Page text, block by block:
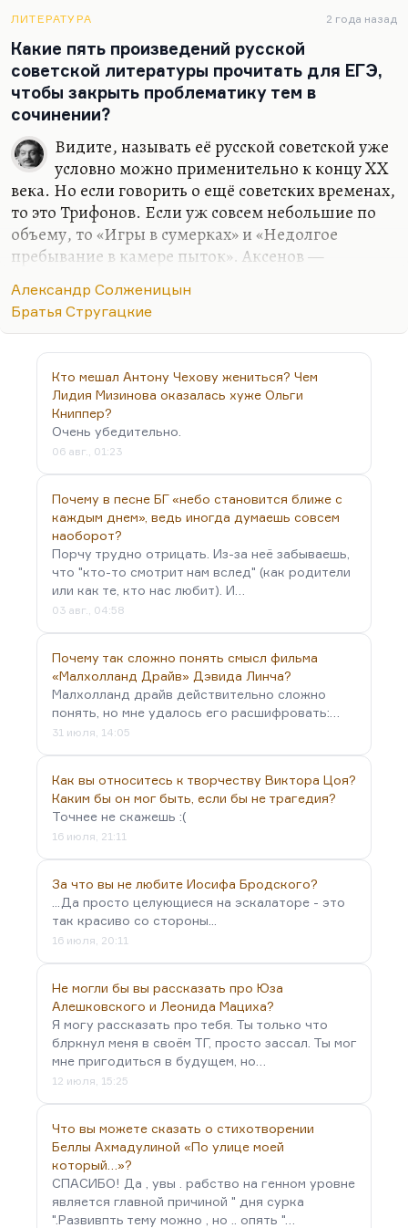
как, скажем, «Свидание с Бонапартом»
Окуджавы, как «Исчезновение» Трифонова,
научилась говорить о главном в советской
истории не столько эзоповым языком, сколько с
помощь тонкой системы умолчаний. В 90-е
сложнейшей стоящей на доске комбинации,…
ЛИТЕРАТУРА 2 года назад
Какие пять произведений русской
советской литературы прочитать для ЕГЭ,
чтобы закрыть проблематику тем в
сочинении?
Видите, называть её русской советской уже
условно можно применительно к концу XX
века. Но если говорить о ещё советских временах,
то это Трифонов. Если уж совсем небольшие по
объему, то «Игры в сумерках» и «Недолгое
пребывание в камере пыток». Аксенов —
Стругацких. Что касается произведений 90-х
годов, то, конечно, «Новые робинзоны» и
закрыть сразу же и тему антиутопии и сельскую
тему. Солженицын — «Адлиг Швенкиттен» или
любые крохотки. Двучастные рассказы,
например, «Абрикосовое варенье». Солженицына
надо обязательно. Пелевин — «Синий фонарь»
или «Ухряб». Сорокин — я думаю, любой рассказ
из «Первого…
Александр Солженицын
Братья Стругацкие
Кто мешал Антону Чехову жениться? Чем
Лидия Мизинова оказалась хуже Ольги
Книппер?
Очень убедительно.
06 авг., 01:23
Почему в песне БГ «небо становится ближе с
каждым днем», ведь иногда думаешь совсем
наоборот?
Порчу трудно отрицать. Из-за неё забываешь,
что "кто-то смотрит нам вслед" (как родители
или как те, кто нас любит). И…
03 авг., 04:58
Почему так сложно понять смысл фильма
«Малхолланд Драйв» Дэвида Линча?
Малхолланд драйв действительно сложно
понять, но мне удалось его расшифровать:…
31 июля, 14:05
Как вы относитесь к творчеству Виктора Цоя?
Каким бы он мог быть, если бы не трагедия?
Точнее не скажешь :(
16 июля, 21:11
За что вы не любите Иосифа Бродского?
...Да просто целующиеся на эскалаторе - это
так красиво со стороны...
16 июля, 20:11
Не могли бы вы рассказать про Юза
Алешковского и Леонида Мациха?
Я могу рассказать про тебя. Ты только что
блркнул меня в своём ТГ, просто зассал. Ты мог
мне пригодиться в будущем, но…
12 июля, 15:25
Что вы можете сказать о стихотворении
Беллы Ахмадулиной «По улице моей
который…»?
СПАСИБО! Да , увы . рабство на генном уровне
является главной причиной " дня сурка
".Развивпть тему можно , но .. опять "…